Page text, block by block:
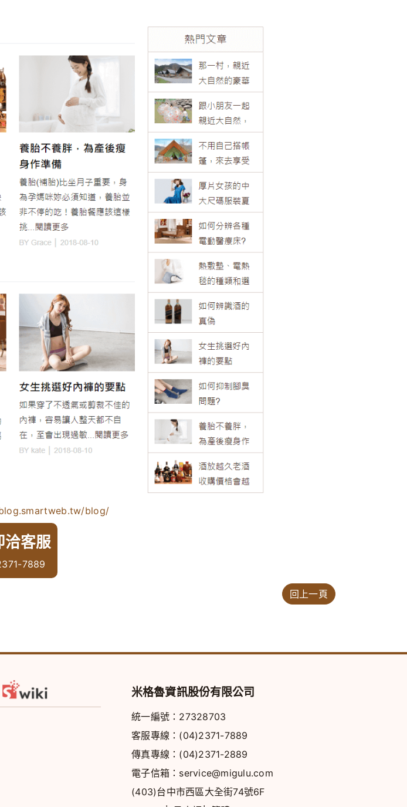
blog/
洽客服
7889
回上一頁
米格魯資訊股份有限公司
統一編號：27328703
客服專線： (04)2371-7889
傳真專線：(04)2371-2889
電子信箱： service@migulu.com
(403)台中市西區大全街74號6F